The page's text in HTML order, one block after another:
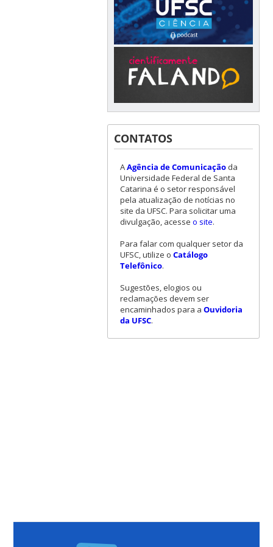
CONTATOS
AAgência de Comunicaçãoda
Universidade Federal de Santa
Catarina é o setor responsável
pela atualização de notícias no
site da UFSC. Para solicitar uma
divulgação, acesse o site.
Para falar com qualquer setor da
UFSC, utilize o Catálogo
Telefônico.
Sugestões, elogios ou
reclamações devem ser
encaminhados para a Ouvidoria
da UFSC.